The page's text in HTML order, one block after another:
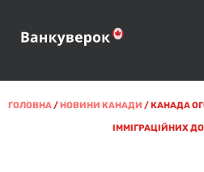
ГОЛОВНА/НОВИНИ КАНАДИ /КАНАДА
ІММІГРАЦІЙНИХ